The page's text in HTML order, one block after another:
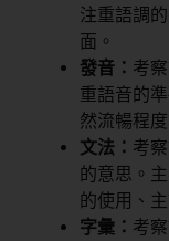
注重語調
面。
發音： 考
重語音的
然流暢程
文法： 考
的意思。
的使用、
字彙： 考